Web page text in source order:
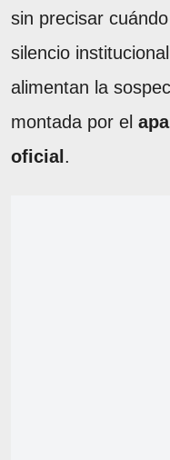
sin precisar
silencio
alimentan la
montada por el
oficial .